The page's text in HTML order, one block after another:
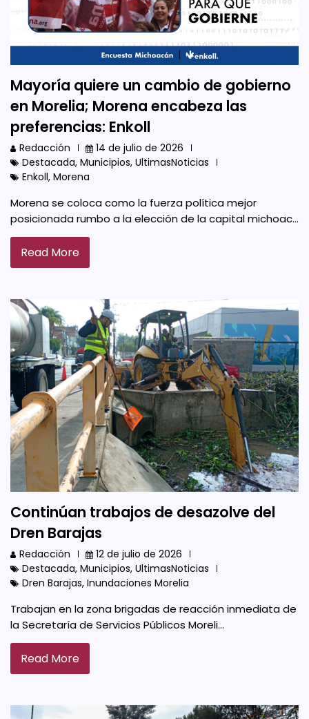
Mayoría quiere un cambio de gobierno
en Morelia; Morena encabeza las
preferencias: Enkoll
Redacción
14 de julio de 2026
Destacada, Municipios, UltimasNoticias
Enkoll, Morena
Morena se coloca como la fuerza política mejor
posicionada rumbo a la elección de la capital michoac…
Read More
Continúan trabajos de desazolve del
Dren Barajas
Redacción
12 de julio de 2026
Destacada, Municipios, UltimasNoticias
Dren Barajas, Inundaciones Morelia
Trabajan en la zona brigadas de reacción inmediata de
la Secretaría de Servicios Públicos Moreli…
Read More